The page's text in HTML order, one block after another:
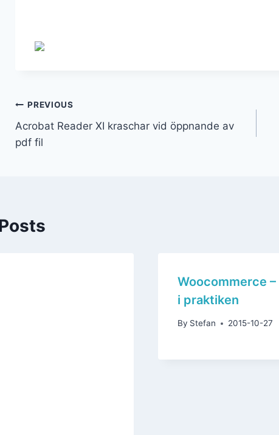
PREVIOUS
Acrobat Reader XI kraschar vid öppnande av
pdf fil
Woocommerce
i praktiken
By Stefan 2015-10-27